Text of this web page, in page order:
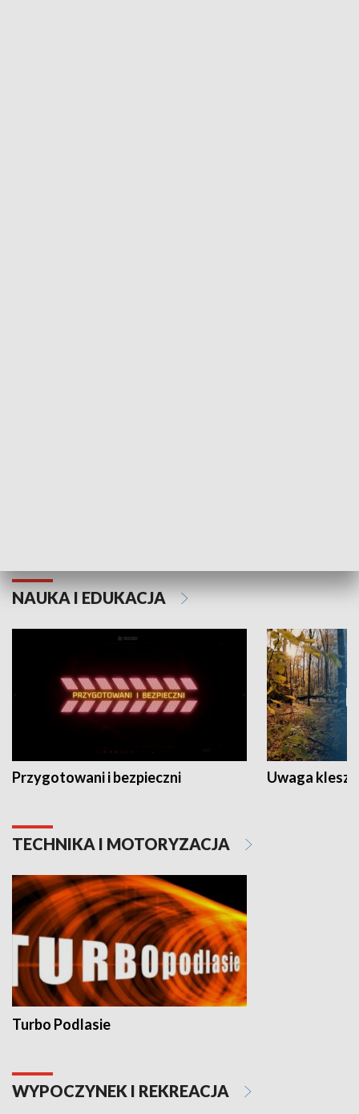
NAUKA I EDUKACJA
Przygotowani i bezpieczni Uwaga
TECHNIKA I MOTORYZACJA
Turbo Podlasie
WYPOCZYNEK I REKREACJA